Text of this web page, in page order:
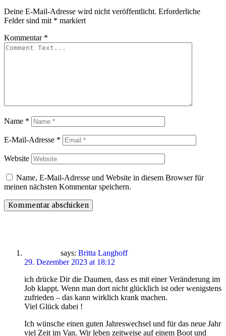
Deine E-Mail-Adresse wird nicht veröffentlicht. Erforderliche
Felder sind mit * markiert
Kommentar *
Name *
E-Mail-Adresse *
Website
Name, E-Mail-Adresse und Website in diesem Browser für
meinen nächsten Kommentar speichern.
says: Britta Langhoff
29. Dezember 2023 at 18:12
ich drücke Dir die Daumen, dass es mit einer Veränderung im
Job klappt. Wenn man dort nicht glücklich ist oder wenigstens
zufrieden – das kann wirklich krank machen.
Viel Glück dabei !
Ich wünsche einen guten Jahreswechsel und für das neue Jahr
viel Zeit im Van. Wir leben zeitweise auf einem Boot und